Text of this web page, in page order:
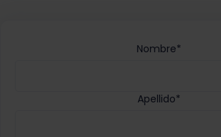
Nombre*
Apellido*